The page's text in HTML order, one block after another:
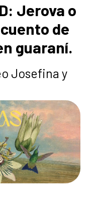
Jerova o
de
guaraní.
Josefina y